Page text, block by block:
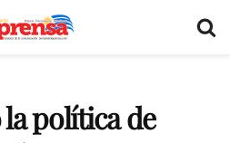
política de